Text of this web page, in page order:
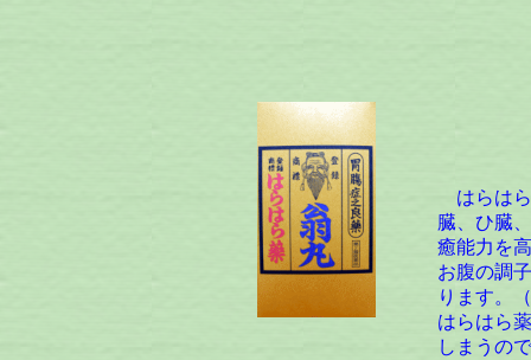
はらはら
臓、ひ臓
癒能力を
お腹の調
ります。
はらはら
しまうの